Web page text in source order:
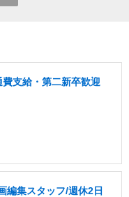
支給・第二新卒歓迎
編集スタッフ/週休2日